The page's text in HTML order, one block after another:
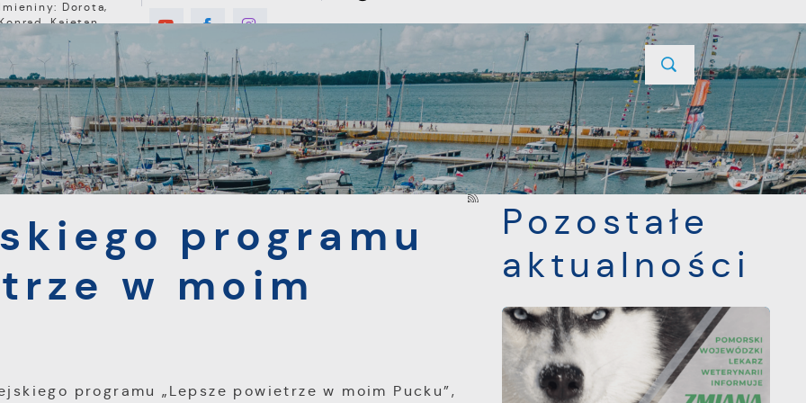
Imieniny: Dorota,
Kajetan
MIESZKANIEC TURYSTYKA INWESTYCJE PROJEKTY UNIJNE KONTAKT
programu „Lepsze powietrze w moim Pucku”. POPRZEDNI NASTĘPNY
programu
w moim
programu „Lepsze powietrze w moim Pucku”,
Pozostałe
aktualności